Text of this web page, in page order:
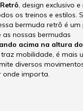
, design exclusivo
os treinos e estilos.
bermuda retrô é um
nossas bermudas
acima na altura
mobilidade, é mais
diversos
onde importa.